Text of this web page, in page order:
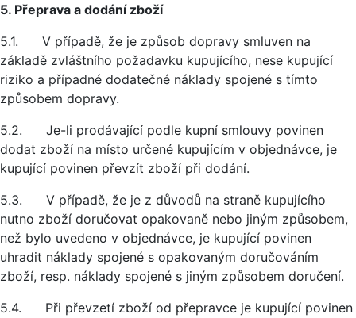
5. Přeprava a dodání zboží
5.1. V případě, že je způsob dopravy smluven na
základě zvláštního požadavku kupujícího, nese kupující
riziko a případné dodatečné náklady spojené s tímto
způsobem dopravy.
5.2. Je-li prodávající podle kupní smlouvy povinen
dodat zboží na místo určené kupujícím v objednávce, je
kupující povinen převzít zboží při dodání.
5.3. V případě, že je z důvodů na straně kupujícího
nutno zboží doručovat opakovaně nebo jiným způsobem,
než bylo uvedeno v objednávce, je kupující povinen
uhradit náklady spojené s opakovaným doručováním
zboží, resp. náklady spojené s jiným způsobem doručení.
5.4. Při převzetí zboží od přepravce je kupující povinen